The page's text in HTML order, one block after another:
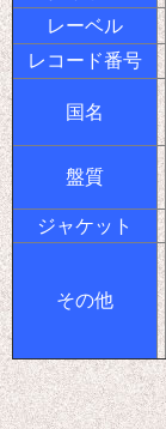
レーベル
レコード番号
国名
盤質
ジャケット
その他